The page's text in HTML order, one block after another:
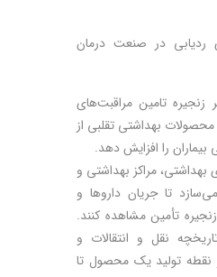
ردیابی در صنعت درمان
تامین مراقبت‌های
بهداشتی تقلبی از
را افزایش دهد.
بهداشتی، مراکز بهداشتی و
تا جریان داروها و
تأمین مشاهده کنند.
نقل و انتقالات و
تولید یک محصول تا